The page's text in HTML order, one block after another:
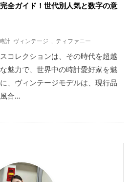
全ガイド！世代別人気と数字の意
計 ヴィンテージ
ティファニー
コレクションは、その時代を超越
魅力で、世界中の時計愛好家を魅
、ヴィンテージモデルは、現行品
合…